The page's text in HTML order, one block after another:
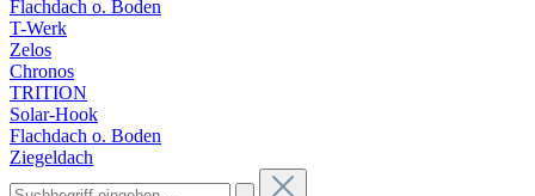
Flachdach o. Boden
T-Werk
Zelos
Chronos
TRITION
Solar-Hook
Flachdach o. Boden
Ziegeldach